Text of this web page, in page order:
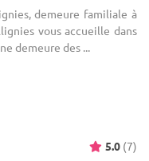
demeure familiale à
vous accueille dans
demeure des ...
5.0 (7)